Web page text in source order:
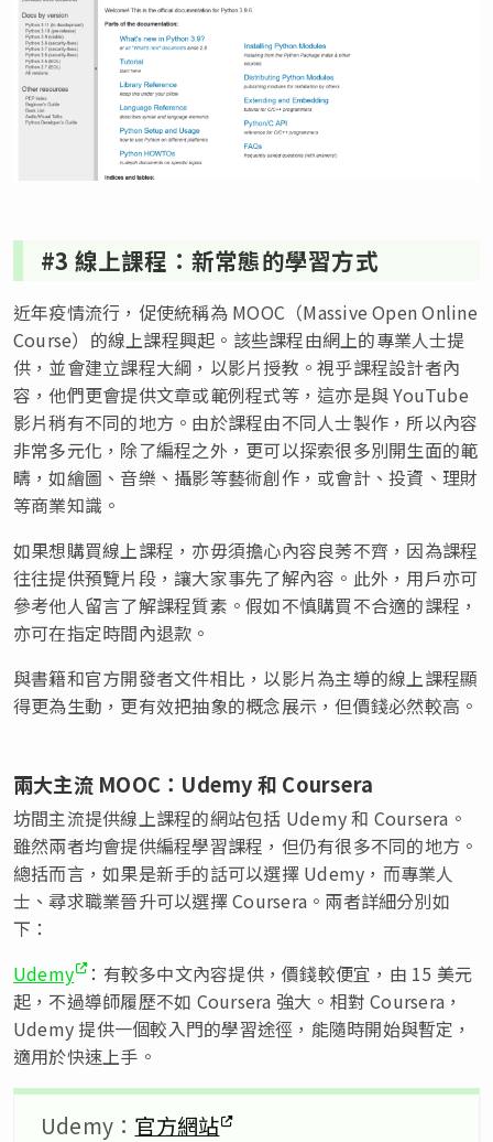
#3 線上課程：新常態的學習方式
近年疫情流行，促使統稱為 MOOC（Massive Open Online
Course）的線上課程興起。該些課程由網上的專業人士提
供，並會建立課程大綱，以影片授教。視乎課程設計者內
容，他們更會提供文章或範例程式等，這亦是與 YouTube
影片稍有不同的地方。由於課程由不同人士製作，所以內容
非常多元化，除了編程之外，更可以探索很多別開生面的範
疇，如繪圖、音樂、攝影等藝術創作，或會計、投資、理財
等商業知識。
如果想購買線上課程，亦毋須擔心內容良莠不齊，因為課程
往往提供預覽片段，讓大家事先了解內容。此外，用戶亦可
參考他人留言了解課程質素。假如不慎購買不合適的課程，
亦可在指定時間內退款。
與書籍和官方開發者文件相比，以影片為主導的線上課程顯
得更為生動，更有效把抽象的概念展示，但價錢必然較高。
兩大主流 MOOC：Udemy 和 Coursera
坊間主流提供線上課程的網站包括 Udemy 和 Coursera。
雖然兩者均會提供編程學習課程，但仍有很多不同的地方。
總括而言，如果是新手的話可以選擇 Udemy，而專業人
士、尋求職業晉升可以選擇 Coursera。兩者詳細分別如
下：
Udemy ：有較多中文內容提供，價錢較便宜，由 15 美元
起，不過導師履歷不如 Coursera 強大。相對 Coursera，
Udemy 提供一個較入門的學習途徑，能隨時開始與暫定，
適用於快速上手。
Udemy： 官方網站